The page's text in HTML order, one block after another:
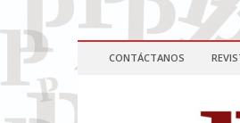
CONTÁCTANOS